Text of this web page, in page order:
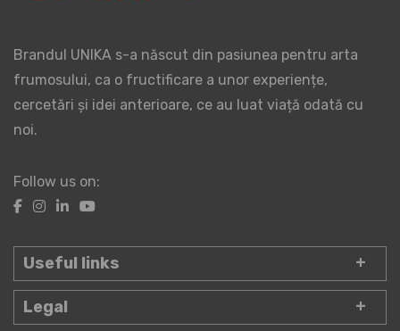
Brandul UNIKA s-a născut din pasiunea pentru arta
frumosului, ca o fructificare a unor experiențe,
cercetări și idei anterioare, ce au luat viață odată cu
noi.
Follow us on:
Useful links
Legal